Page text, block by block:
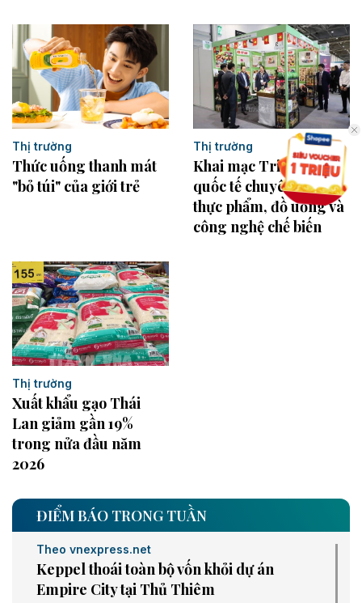
Thị trường
Thức uống thanh mát
"bỏ túi" của giới trẻ
Thị trường
Khai mạc Triển lãm
quốc tế chuyên ngành
thực phẩm, đồ uống và
công nghệ chế biến
Thị trường
Xuất khẩu gạo Thái
Lan giảm gần 19%
trong nửa đầu năm
2026
ĐIỂM BÁO TRONG TUẦN
Theo vnexpress.net
Keppel thoái toàn bộ vốn khỏi dự án
Empire City tại Thủ Thiêm